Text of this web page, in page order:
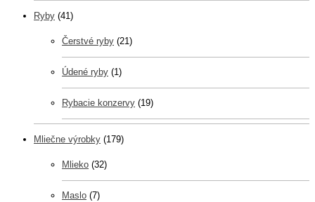
Ryby (41)
Čerstvé ryby (21)
Údené ryby (1)
Rybacie konzervy (19)
Mliečne výrobky (179)
Mlieko (32)
Maslo (7)